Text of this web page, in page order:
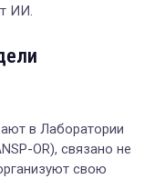
ИИ.
в Лаборатории
OR), связано не
свою